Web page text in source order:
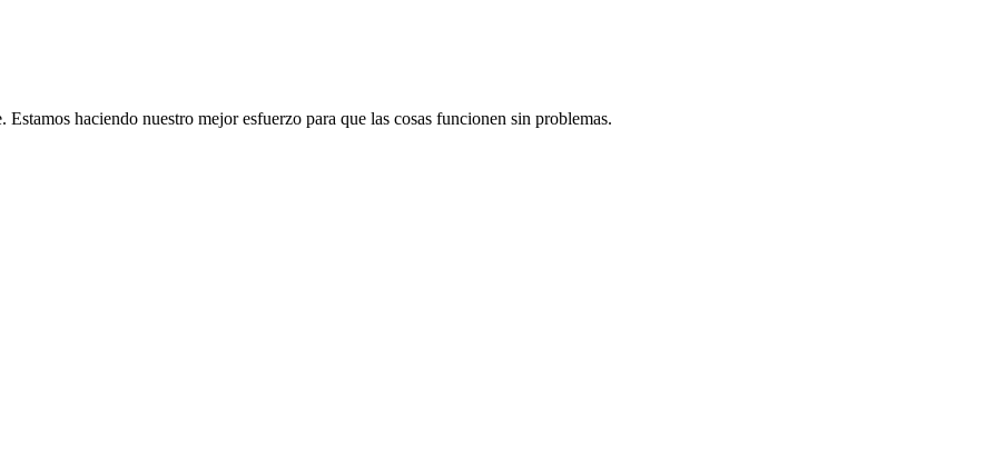
haciendo nuestro mejor esfuerzo para que las cosas funcionen sin problemas.